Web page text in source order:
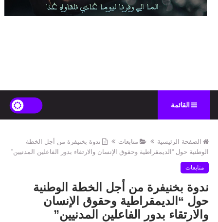
القائمة
الصفحة الرئيسية متابعات
ندوة بخنيفرة من أجل الخطة
الوطنية حول “الديمقراطية وحقوق الإنسان والارتقاء بدور الفاعلين المدنيين”
متابعات
ندوة بخنيفرة من أجل الخطة الوطنية
حول “الديمقراطية وحقوق الإنسان
والارتقاء بدور الفاعلين المدنيين”